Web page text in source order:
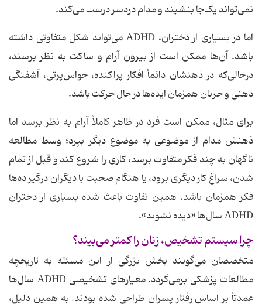
نمی‌تواند یک‌جا بنشیند و مدام دردسر درست می‌کند.
اما در بسیاری از دختران، ADHD می‌تواند شکل متفاوتی داشته
باشد. آن‌ها ممکن است از بیرون آرام و ساکت به نظر برسند،
درحالی‌که در ذهنشان دائماً افکار پراکنده، حواس‌پرتی، آشفتگی
ذهنی و جریان همزمان ایده‌ها در حال حرکت باشد.
برای مثال، ممکن است فرد در ظاهر کاملاً آرام به نظر برسد اما
ذهنش مدام از موضوعی به موضوع دیگر بپرد؛ وسط مطالعه
ناگهان به چند فکر متفاوت برسد، کاری را شروع کند و قبل از تمام
شدن، سراغ کار دیگری برود، یا هنگام صحبت با دیگران درگیر ده‌ها
فکر همزمان باشد. همین تفاوت باعث شده بسیاری از دختران
ADHD سال‌ها «دیده نشوند».
چرا سیستم تشخیص، زنان را کمتر می‌بیند؟
متخصصان می‌گویند بخش بزرگی از این مسئله به تاریخچه
مطالعات پزشکی برمی‌گردد. معیارهای تشخیصی ADHD سال‌ها
عمدتاً بر اساس رفتار پسران طراحی شده بودند. به همین دلیل،